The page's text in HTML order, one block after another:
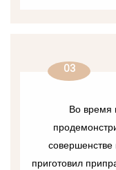
03
Во время
приготовил